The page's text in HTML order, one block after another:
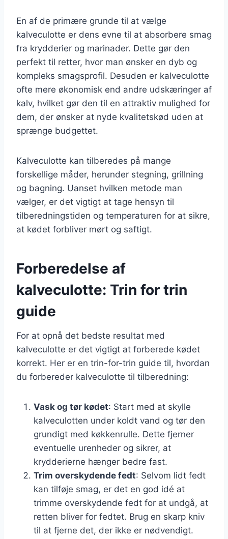
En af de primære grunde til at vælge
kalveculotte er dens evne til at absorbere smag
fra krydderier og marinader. Dette gør den
perfekt til retter, hvor man ønsker en dyb og
kompleks smagsprofil. Desuden er kalveculotte
ofte mere økonomisk end andre udskæringer af
kalv, hvilket gør den til en attraktiv mulighed for
dem, der ønsker at nyde kvalitetskød uden at
sprænge budgettet.
Kalveculotte kan tilberedes på mange
forskellige måder, herunder stegning, grillning
og bagning. Uanset hvilken metode man
vælger, er det vigtigt at tage hensyn til
tilberedningstiden og temperaturen for at sikre,
at kødet forbliver mørt og saftigt.
Forberedelse af
kalveculotte: Trin for trin
guide
For at opnå det bedste resultat med
kalveculotte er det vigtigt at forberede kødet
korrekt. Her er en trin-for-trin guide til, hvordan
du forbereder kalveculotte til tilberedning:
Vask og tør kødet: Start med at skylle
kalveculotten under koldt vand og tør den
grundigt med køkkenrulle. Dette fjerner
eventuelle urenheder og sikrer, at
krydderierne hænger bedre fast.
Trim overskydende fedt: Selvom lidt fedt
kan tilføje smag, er det en god idé at
trimme overskydende fedt for at undgå, at
retten bliver for fedtet. Brug en skarp kniv
til at fjerne det, der ikke er nødvendigt.